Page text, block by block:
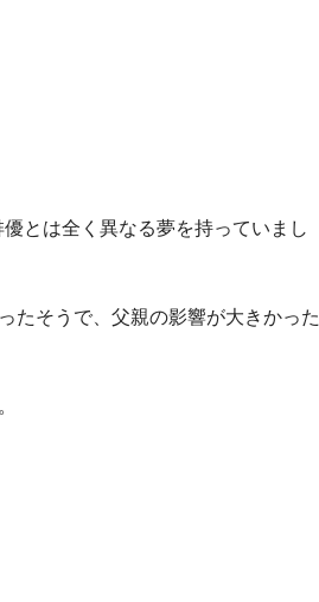
とは全く異なる夢を持っていまし
たそうで、父親の影響が大きかった